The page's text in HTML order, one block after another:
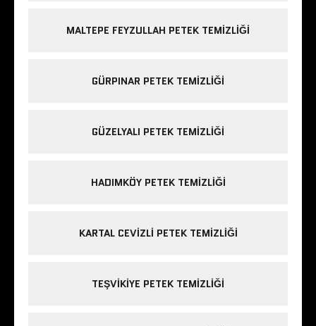
MALTEPE FEYZULLAH PETEK TEMIZLIĞI
GÜRPINAR PETEK TEMIZLIĞI
GÜZELYALI PETEK TEMIZLIĞI
HADIMKÖY PETEK TEMIZLIĞI
KARTAL CEVIZLI PETEK TEMIZLIĞI
TEŞVIKIYE PETEK TEMIZLIĞI